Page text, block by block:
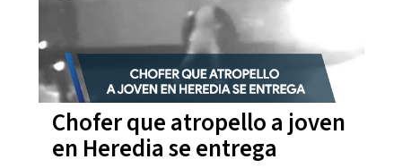
Chofer que atropello a joven
en Heredia se entrega